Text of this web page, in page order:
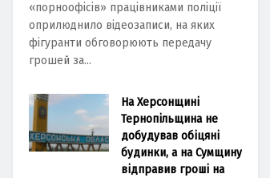
«порноофісів» працівниками поліції
оприлюднило відеозаписи, на яких
фігуранти обговорюють передачу
грошей за...
На Херсонщині
Тернопільщина не
добудував обіцяні
будинки, а на Сумщину
відправив гроші на